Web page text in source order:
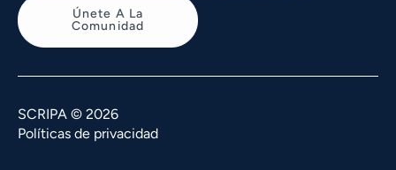
Únete A La
Comunidad
SCRIPA © 2026
Políticas de privacidad